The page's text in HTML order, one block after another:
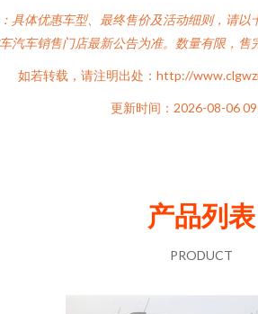
具体优惠车型、最终售价及活动细则，请以
汽车销售门店最新公告为准。数量有限，售
如若转载，请注明出处：http://
更新时间：2026-08-06
产品列表
PRODUCT